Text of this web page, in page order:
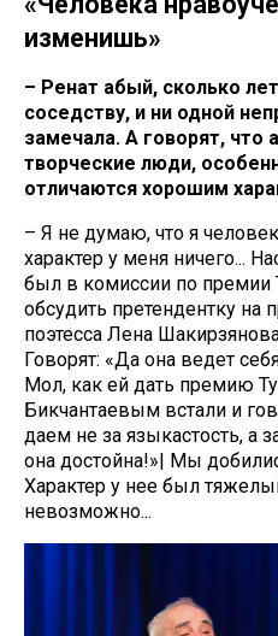
изменишь»
– Ренат абый, сколько
соседству, и ни одной
замечала. А говорят, что
творческие люди,
отличаются хорошим
– Я не думаю, что я
характер у меня ничего...
был в комиссии по премии
обсудить претендентку
поэтесса Лена
Говорят: «Да она ведет
Мол, как ей дать премию
Бикчантаевым встали и
даем не за языкастость, а
она достойна!»| Мы
Характер у нее был
невозможно...